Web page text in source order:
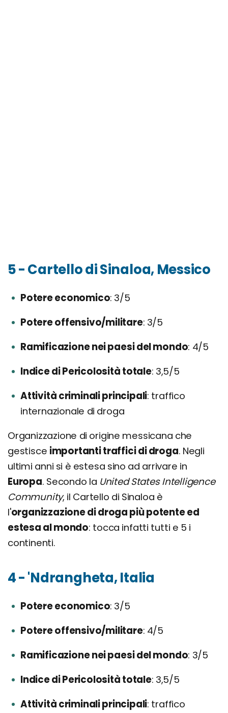
5 - Cartello di Sinaloa, Messico
Potere economico 3/5
Potere offensivo/militare 3/5
Ramificazione nei paesi del mondo 4/5
Indice di Pericolosità totale 3,5/5
Attività criminali principali traffico
internazionale di droga
Organizzazione di origine messicana che
gestisce importanti traffici di droga. Negli
ultimi anni si è estesa sino ad arrivare in
Europa. Secondo la United States Intelligence
Community, il Cartello di Sinaloa è
l'organizzazione di droga più potente ed
estesa al mondo: tocca infatti tutti e 5 i
continenti.
4 - 'Ndrangheta, Italia
Potere economico 3/5
Potere offensivo/militare 4/5
Ramificazione nei paesi del mondo 3/5
Indice di Pericolosità totale 3,5/5
Attività criminali principali traffico